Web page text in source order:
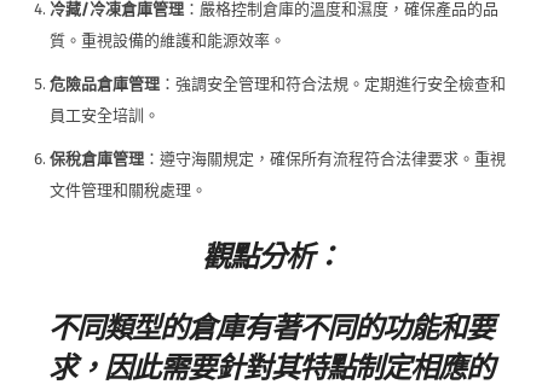
冷藏/冷凍倉庫管理 ：嚴格控制倉庫的溫度和濕度，確保產品的品
質。重視設備的維護和能源效率。
危險品倉庫管理 ：強調安全管理和符合法規。定期進行安全檢查和
員工安全培訓。
保稅倉庫管理 ：遵守海關規定，確保所有流程符合法律要求。重視
文件管理和關稅處理。
觀點分析：
不同類型的倉庫有著不同的功能和要
求，因此需要針對其特點制定相應的